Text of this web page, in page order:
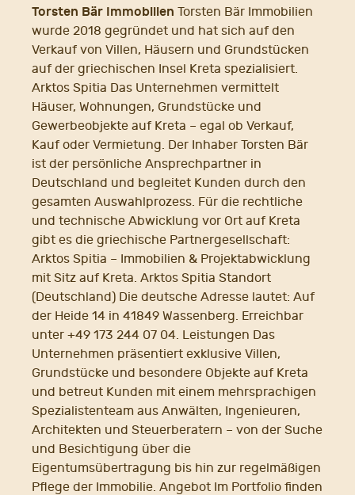
Torsten Bär Immobilien Torsten Bär Immobilien
wurde 2018 gegründet und hat sich auf den
Verkauf von Villen, Häusern und Grundstücken
auf der griechischen Insel Kreta spezialisiert.
Arktos Spitia Das Unternehmen vermittelt
Häuser, Wohnungen, Grundstücke und
Gewerbeobjekte auf Kreta – egal ob Verkauf,
Kauf oder Vermietung. Der Inhaber Torsten Bär
ist der persönliche Ansprechpartner in
Deutschland und begleitet Kunden durch den
gesamten Auswahlprozess. Für die rechtliche
und technische Abwicklung vor Ort auf Kreta
gibt es die griechische Partnergesellschaft:
Arktos Spitia – Immobilien & Projektabwicklung
mit Sitz auf Kreta. Arktos Spitia Standort
(Deutschland) Die deutsche Adresse lautet: Auf
der Heide 14 in 41849 Wassenberg. Erreichbar
unter +49 173 244 07 04. Leistungen Das
Unternehmen präsentiert exklusive Villen,
Grundstücke und besondere Objekte auf Kreta
und betreut Kunden mit einem mehrsprachigen
Spezialistenteam aus Anwälten, Ingenieuren,
Architekten und Steuerberatern – von der Suche
und Besichtigung über die
Eigentumsübertragung bis hin zur regelmäßigen
Pflege der Immobilie. Angebot Im Portfolio finden